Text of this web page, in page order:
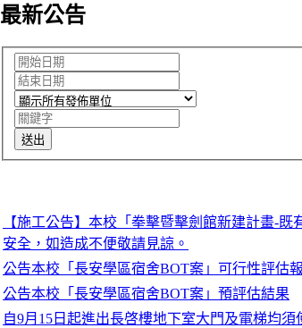
最新公告
【施工公告】本校「拳擊暨擊劍館新建計畫-
安全，如造成不便敬請見諒。
公告本校「長安學區宿舍BOT案」可行性評估
公告本校「長安學區宿舍BOT案」預評估結果
自9月15日起進出長啓樓地下室大門及電梯均